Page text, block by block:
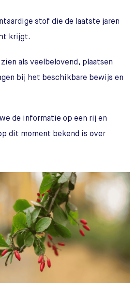
stof die de laatste jaren
krijgt.
als veelbelovend, plaatsen
bij het beschikbare bewijs en
de informatie op een rij en
dit moment bekend is over